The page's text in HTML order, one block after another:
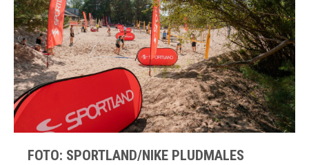
FOTO: SPORTLAND/NIKE PLUDMALES